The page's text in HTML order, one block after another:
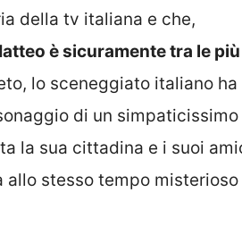
della tv italiana e che,
è sicuramente tra le più
lo sceneggiato italiano ha
di un simpaticissimo
la sua cittadina e i suoi
allo stesso tempo misterioso